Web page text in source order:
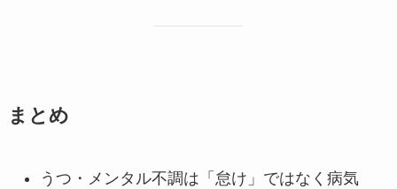
まとめ
うつ・メンタル不調は「怠け」ではなく病気